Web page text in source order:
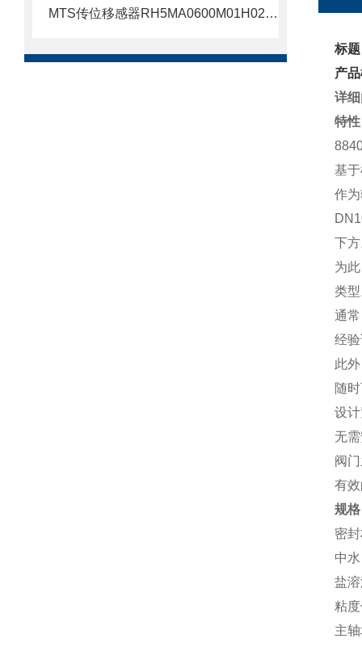
MTS传位移感器RH5MA0600M01H021S1011G8现货支持
标
产
详
特
基
作
下
为
类
通
经
此
随
设
无
阀
有
规
密
中
盐
粘度
主